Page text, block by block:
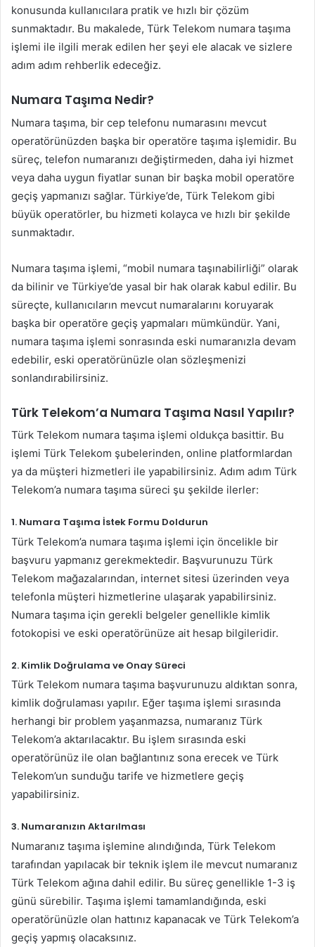
konusunda kullanıcılara pratik ve hızlı bir çözüm
sunmaktadır. Bu makalede, Türk Telekom numara taşıma
işlemi ile ilgili merak edilen her şeyi ele alacak ve sizlere
adım adım rehberlik edeceğiz.
Numara Taşıma Nedir?
Numara taşıma, bir cep telefonu numarasını mevcut
operatörünüzden başka bir operatöre taşıma işlemidir. Bu
süreç, telefon numaranızı değiştirmeden, daha iyi hizmet
veya daha uygun fiyatlar sunan bir başka mobil operatöre
geçiş yapmanızı sağlar. Türkiye’de, Türk Telekom gibi
büyük operatörler, bu hizmeti kolayca ve hızlı bir şekilde
sunmaktadır.
Numara taşıma işlemi, “mobil numara taşınabilirliği” olarak
da bilinir ve Türkiye’de yasal bir hak olarak kabul edilir. Bu
süreçte, kullanıcıların mevcut numaralarını koruyarak
başka bir operatöre geçiş yapmaları mümkündür. Yani,
numara taşıma işlemi sonrasında eski numaranızla devam
edebilir, eski operatörünüzle olan sözleşmenizi
sonlandırabilirsiniz.
Türk Telekom’a Numara Taşıma Nasıl Yapılır?
Türk Telekom numara taşıma işlemi oldukça basittir. Bu
işlemi Türk Telekom şubelerinden, online platformlardan
ya da müşteri hizmetleri ile yapabilirsiniz. Adım adım Türk
Telekom’a numara taşıma süreci şu şekilde ilerler:
1. Numara Taşıma İstek Formu Doldurun
Türk Telekom’a numara taşıma işlemi için öncelikle bir
başvuru yapmanız gerekmektedir. Başvurunuzu Türk
Telekom mağazalarından, internet sitesi üzerinden veya
telefonla müşteri hizmetlerine ulaşarak yapabilirsiniz.
Numara taşıma için gerekli belgeler genellikle kimlik
fotokopisi ve eski operatörünüze ait hesap bilgileridir.
2. Kimlik Doğrulama ve Onay Süreci
Türk Telekom numara taşıma başvurunuzu aldıktan sonra,
kimlik doğrulaması yapılır. Eğer taşıma işlemi sırasında
herhangi bir problem yaşanmazsa, numaranız Türk
Telekom’a aktarılacaktır. Bu işlem sırasında eski
operatörünüz ile olan bağlantınız sona erecek ve Türk
Telekom’un sunduğu tarife ve hizmetlere geçiş
yapabilirsiniz.
3. Numaranızın Aktarılması
Numaranız taşıma işlemine alındığında, Türk Telekom
tarafından yapılacak bir teknik işlem ile mevcut numaranız
Türk Telekom ağına dahil edilir. Bu süreç genellikle 1-3 iş
günü sürebilir. Taşıma işlemi tamamlandığında, eski
operatörünüzle olan hattınız kapanacak ve Türk Telekom’a
geçiş yapmış olacaksınız.